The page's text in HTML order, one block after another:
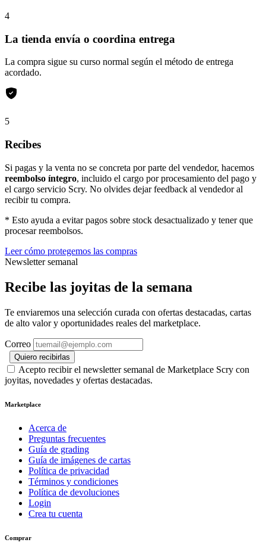
4
La tienda envía o coordina entrega
La compra sigue su curso normal según el método de entrega
acordado.
5
Recibes
Si pagas y la venta no se concreta por parte del vendedor, hacemos
reembolso íntegro, incluido el cargo por procesamiento del pago y
el cargo servicio Scry. No olvides dejar feedback al vendedor al
recibir tu compra.
* Esto ayuda a evitar pagos sobre stock desactualizado y tener que
procesar reembolsos.
Leer cómo protegemos las compras
Newsletter semanal
Recibe las joyitas de la semana
Te enviaremos una selección curada con ofertas destacadas, cartas
de alto valor y oportunidades reales del marketplace.
Correo
Quiero recibirlas
Acepto recibir el newsletter semanal de Marketplace Scry con
joyitas, novedades y ofertas destacadas.
Marketplace
Acerca de
Preguntas frecuentes
Guía de grading
Guía de imágenes de cartas
Política de privacidad
Términos y condiciones
Política de devoluciones
Login
Crea tu cuenta
Comprar